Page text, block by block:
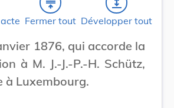
Fermer tout Développer tout
1876, qui accorde la
à M. J.-J.-P.-H. Schütz,
à Luxembourg.